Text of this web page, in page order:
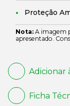
Proteção
Nota: A imagem
apresentado.
Adicionar
Ficha